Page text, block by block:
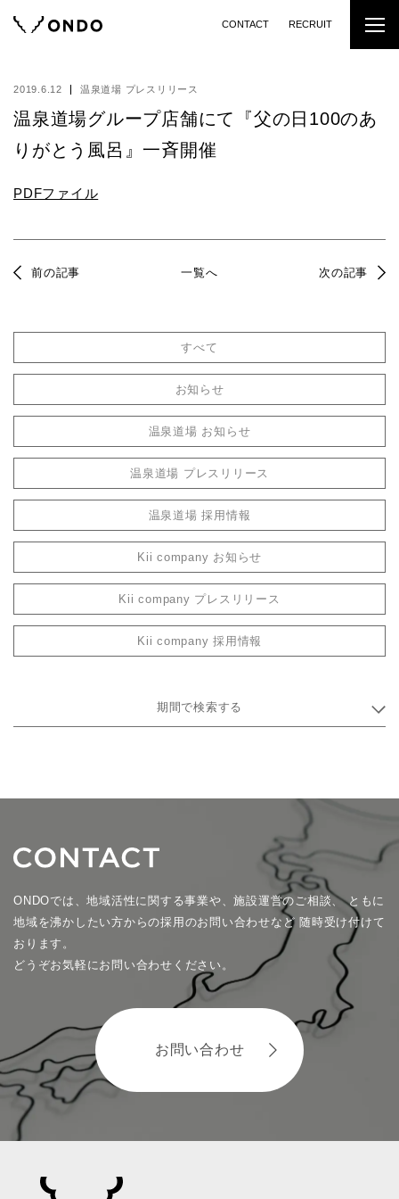
CONTACT RECRUIT
2019.6.12 温泉道場 プレスリリース
温泉道場グループ店舗にて『父の⽇100のあ
りがとう⾵呂』一斉開催
PDFファイル
前の記事 一覧へ 次の記事
すべて
お知らせ
温泉道場 お知らせ
温泉道場 プレスリリース
温泉道場 採用情報
Kii company お知らせ
Kii company プレスリリース
Kii company 採用情報
期間で検索する
ONDOでは、地域活性に関する事業や、施設運営のご相談、ともに
地域を沸かしたい方からの採用のお問い合わせなど 随時受け付けて
おります。
どうぞお気軽にお問い合わせください。
お問い合わせ